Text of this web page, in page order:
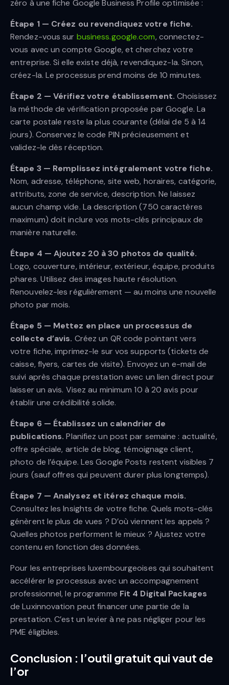
zéro à une fiche Google Business Profile optimisée :
Étape 1 — Créez ou revendiquez votre fiche.
Rendez-vous sur business.google.com, connectez-
vous avec un compte Google, et cherchez votre
entreprise. Si elle existe déjà, revendiquez-la. Sinon,
créez-la. Le processus prend moins de 10 minutes.
Étape 2 — Vérifiez votre établissement. Choisissez
la méthode de vérification proposée par Google. La
carte postale reste la plus courante (délai de 5 à 14
jours). Conservez le code PIN précieusement et
validez-le dès réception.
Étape 3 — Remplissez intégralement votre fiche.
Nom, adresse, téléphone, site web, horaires, catégorie,
attributs, zone de service, description. Ne laissez
aucun champ vide. La description (750 caractères
maximum) doit inclure vos mots-clés principaux de
manière naturelle.
Étape 4 — Ajoutez 20 à 30 photos de qualité.
Logo, couverture, intérieur, extérieur, équipe, produits
phares. Utilisez des images haute résolution.
Renouvelez-les régulièrement — au moins une nouvelle
photo par mois.
Étape 5 — Mettez en place un processus de
collecte d’avis. Créez un QR code pointant vers
votre fiche, imprimez-le sur vos supports (tickets de
caisse, flyers, cartes de visite). Envoyez un e-mail de
suivi après chaque prestation avec un lien direct pour
laisser un avis. Visez au minimum 10 à 20 avis pour
établir une crédibilité solide.
Étape 6 — Établissez un calendrier de
publications. Planifiez un post par semaine : actualité,
offre spéciale, article de blog, témoignage client,
photo de l’équipe. Les Google Posts restent visibles 7
jours (sauf offres qui peuvent durer plus longtemps).
Étape 7 — Analysez et itérez chaque mois.
Consultez les Insights de votre fiche. Quels mots-clés
génèrent le plus de vues ? D’où viennent les appels ?
Quelles photos performent le mieux ? Ajustez votre
contenu en fonction des données.
Pour les entreprises luxembourgeoises qui souhaitent
accélérer le processus avec un accompagnement
professionnel, le programme Fit 4 Digital Packages
de Luxinnovation peut financer une partie de la
prestation. C’est un levier à ne pas négliger pour les
PME éligibles.
Conclusion : l’outil gratuit qui vaut de
l’or